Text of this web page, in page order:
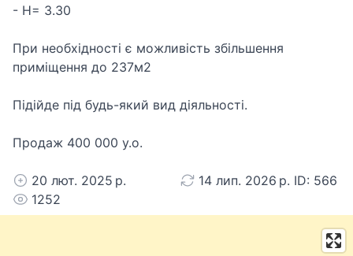
- Н= 3.30
При необхідності є можливість збільшення
приміщення до 237м2
Підійде під будь-який вид діяльності.
Продаж 400 000 у.о.
20 лют. 2025 р.
14 лип. 2026 р. ID: 566
1252